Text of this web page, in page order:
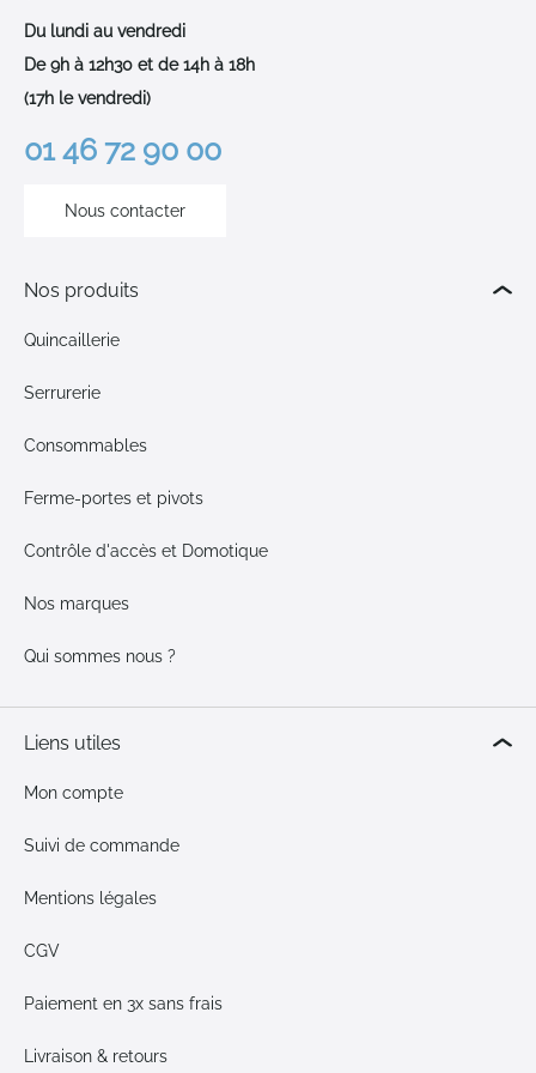
Du lundi au vendredi
De 9h à 12h30 et de 14h à 18h
(17h le vendredi)
01 46 72 90 00
Nous contacter
Nos produits
Quincaillerie
Serrurerie
Consommables
Ferme-portes et pivots
Contrôle d'accès et Domotique
Nos marques
Qui sommes nous ?
Liens utiles
Mon compte
Suivi de commande
Mentions légales
CGV
Paiement en 3x sans frais
Livraison & retours